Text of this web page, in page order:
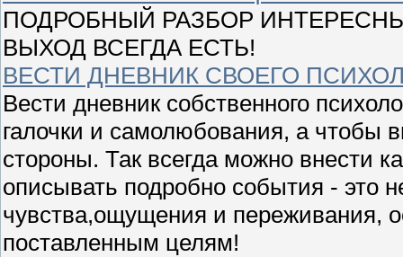
ПОДРОБНЫЙ РАЗБОР
ВЫХОД ВСЕГДА ЕСТЬ!
ВЕСТИ ДНЕВНИК СВОЕГО
Вести дневник собственного
галочки и самолюбования, а чтобы
стороны. Так всегда можно внести
описывать подробно события - это
чувства,ощущения и переживания,
поставленным целям!